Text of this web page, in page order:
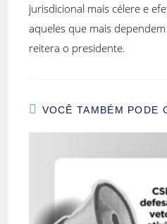
jurisdicional mais célere e
aqueles que mais dependem
reitera o presidente.
VOCÊ TAMBÉM PODE